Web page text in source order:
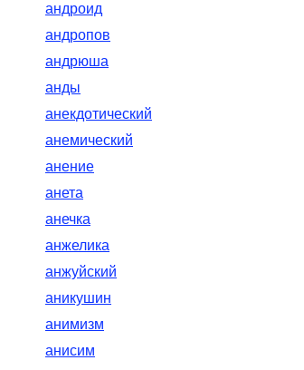
андроид
андропов
андрюша
анды
анекдотический
анемический
анение
анета
анечка
анжелика
анжуйский
аникушин
анимизм
анисим